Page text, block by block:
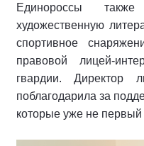
Единороссы
художественную
спортивное
правовой лицей-
гвардии. Директор
поблагодарила за
которые уже не